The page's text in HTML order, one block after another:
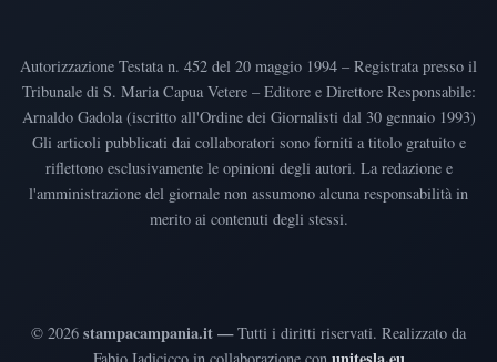
Autorizzazione Testata n. 452 del 20 maggio 1994 – Registrata presso il
Tribunale di S. Maria Capua Vetere – Editore e Direttore Responsabile:
Arnaldo Gadola (iscritto all'Ordine dei Giornalisti dal 30 gennaio 1993)
Gli articoli pubblicati dai collaboratori sono forniti a titolo gratuito e
riflettono esclusivamente le opinioni degli autori. La redazione e
l'amministrazione del giornale non assumono alcuna responsabilità in
merito ai contenuti degli stessi.
© 2026 stampacampania.it —Tutti i diritti riservati. Realizzato da